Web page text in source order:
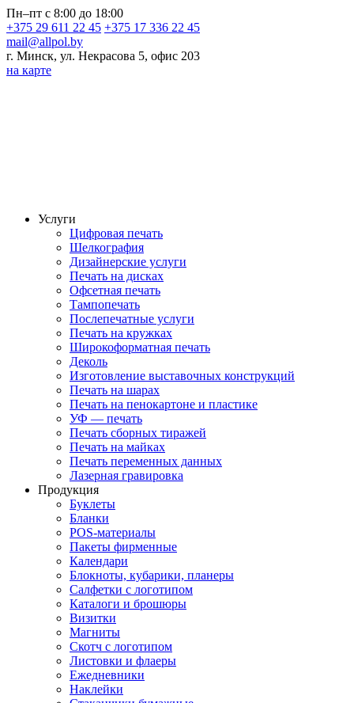
Пн–пт с 8:00 до 18:00
+375 29 611 22 45 +375 17 336 22 45
mail@allpol.by
г. Минск, ул. Некрасова 5, офис 203
на карте
Услуги
Цифровая печать
Шелкография
Дизайнерские услуги
Печать на дисках
Офсетная печать
Тампопечать
Послепечатные услуги
Печать на кружках
Широкоформатная печать
Деколь
Изготовление выставочных конструкций
Печать на шарах
Печать на пенокартоне и пластике
УФ — печать
Печать сборных тиражей
Печать на майках
Печать переменных данных
Лазерная гравировка
Продукция
Буклеты
Бланки
POS-материалы
Пакеты фирменные
Календари
Блокноты, кубарики, планеры
Салфетки с логотипом
Каталоги и брошюры
Визитки
Магниты
Скотч с логотипом
Листовки и флаеры
Ежедневники
Наклейки